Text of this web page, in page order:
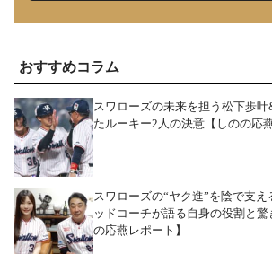
おすすめコラム
スワローズの未来を担う松下歩
たルーキー2人の決意【しのの応
スワローズの“ヤク進”を陰で支
ッドコーチが語る自身の役割と
の応燕レポート】